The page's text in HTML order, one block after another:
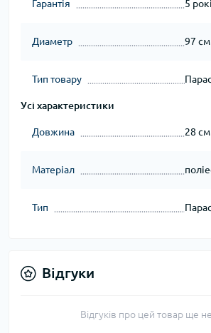
Гарантія 5
Диаметр 97 см
Тип товару
Усі характеристики
Довжина 28 см
Матеріал
Тип
Відгуки
Відгуків про цей товар ще